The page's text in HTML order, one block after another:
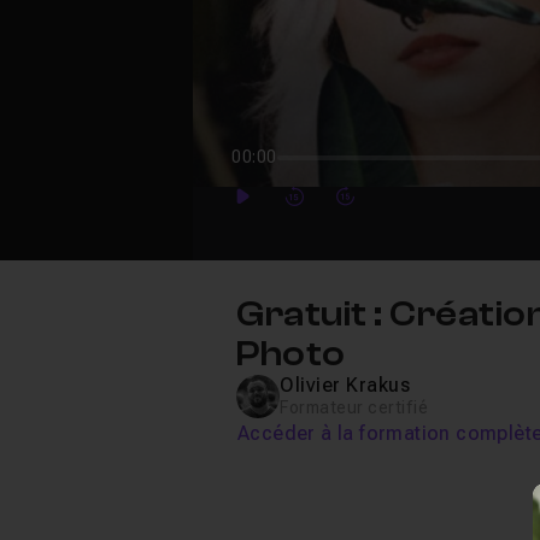
00:00
PlayForwardForward
Gratuit :
Photo
Olivier Krakus
Accéder à la formation